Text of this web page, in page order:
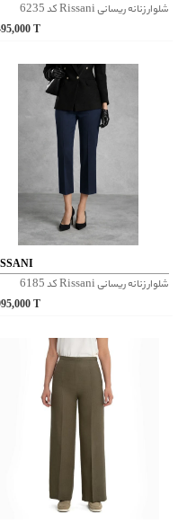
شلوار زنانه ریسانی Rissani کد 6235
6,495,000
RISSANI
شلوار زنانه ریسانی Rissani کد 6185
2,995,000